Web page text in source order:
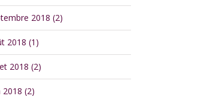
2018 (2)
2018 (1)
2018 (2)
2018 (2)